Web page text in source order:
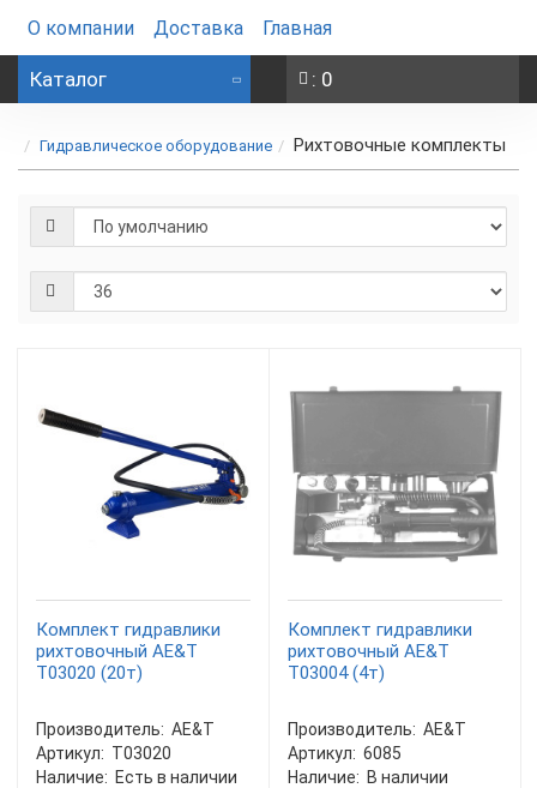
О компании Доставка Главная
Каталог : 0
Гидравлическое оборудование Рихтовочные комплекты
Комплект гидравлики
рихтовочный AE&T
Т03020 (20т)
Производитель: AE&T
Артикул: T03020
Наличие: Есть в наличии
Комплект гидравлики
рихтовочный AE&T
T03004 (4т)
Производитель: AE&T
Артикул: 6085
Наличие: В наличии